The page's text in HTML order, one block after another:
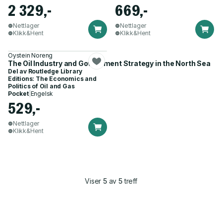
2 329,-
Nettlager
Klikk&Hent
669,-
Nettlager
Klikk&Hent
Oystein Noreng
The Oil Industry and Government Strategy in the North Sea
Del av Routledge Library
Editions: The Economics and
Politics of Oil and Gas
Pocket| Engelsk
529,-
Nettlager
Klikk&Hent
Viser5av 5treff